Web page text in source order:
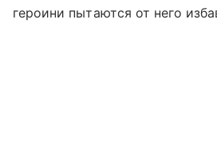
героини пытаются от него